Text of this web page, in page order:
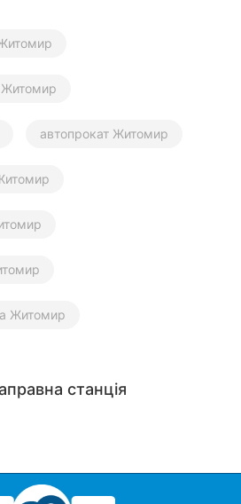
Житомир
автопрокат Житомир
Житомир
станція